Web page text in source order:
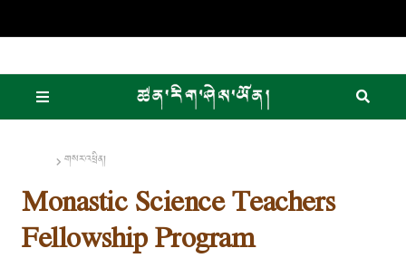
གསར་འཕྲིན།
Monastic Science Teachers
Fellowship Program